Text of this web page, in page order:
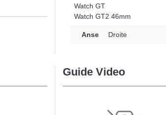
Watch GT
Watch GT2 46mm
Anse Droite
Guide Video